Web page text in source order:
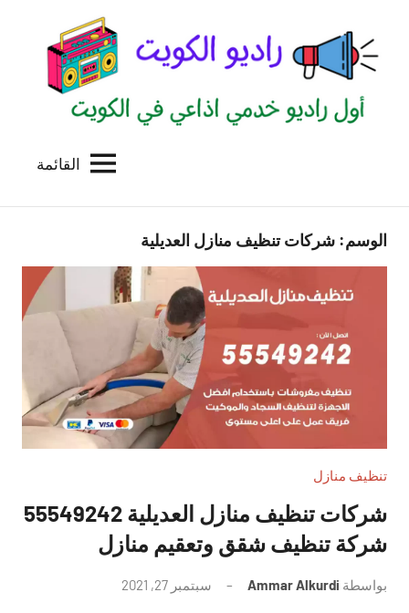
المحتوى
الكويت
للاعلانات
القائمة
الوسم: شركات تنظيف منازل العديلية
تنظيف منازل
شركات تنظيف منازل العديلية 55549242
شركة تنظيف شقق وتعقيم منازل
بواسطة Ammar Alkurdi سبتمبر 27, 2021